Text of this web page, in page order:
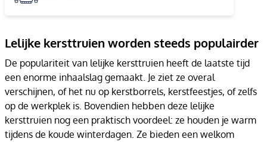
Lelijke kersttruien worden steeds populairder
De populariteit van lelijke kersttruien heeft de laatste tijd
een enorme inhaalslag gemaakt. Je ziet ze overal
verschijnen, of het nu op kerstborrels, kerstfeestjes, of zelfs
op de werkplek is. Bovendien hebben deze lelijke
kersttruien nog een praktisch voordeel: ze houden je warm
tijdens de koude winterdagen. Ze bieden een welkom